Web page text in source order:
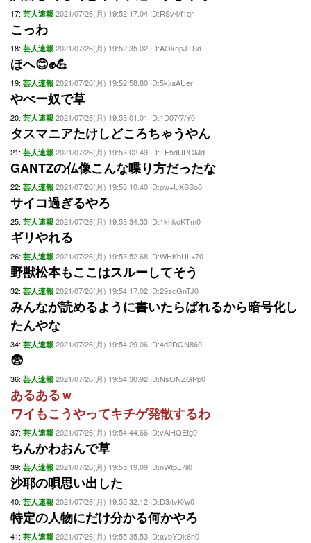
17: 芸人速報 2021/07/26(月) 19:52:17.04 ID:RSv4/f1qr
こっわ
18: 芸人速報 2021/07/26(月) 19:52:35.02 ID:AOk5pJTSd
ほへ😊✊💪
19: 芸人速報 2021/07/26(月) 19:52:58.80 ID:5kj/aAUer
やべー奴で草
20: 芸人速報 2021/07/26(月) 19:53:01.01 ID:1D07/7/Y0
タスマニアたけしどころちゃうやん
21: 芸人速報 2021/07/26(月) 19:53:02.49 ID:TF5dUPGMd
GANTZの仏像こんな喋り方だったな
22: 芸人速報 2021/07/26(月) 19:53:10.40 ID:pw+UXSSo0
サイコ過ぎるやろ
25: 芸人速報 2021/07/26(月) 19:53:34.33 ID:1khkcKTm0
ギリやれる
26: 芸人速報 2021/07/26(月) 19:53:52.68 ID:WHKbUL+70
野獣松本もここはスルーしてそう
32: 芸人速報 2021/07/26(月) 19:54:17.02 ID:29scGnTJ0
みんなが読めるように書いたらばれるから暗号化し
たんやな
34: 芸人速報 2021/07/26(月) 19:54:29.06 ID:4d2DQN860
😨
36: 芸人速報 2021/07/26(月) 19:54:30.92 ID:NsONZGPp0
あるあるｗ
ワイもこうやってキチゲ発散するわ
37: 芸人速報 2021/07/26(月) 19:54:44.66 ID:vAlHQEtg0
ちんかわおんで草
39: 芸人速報 2021/07/26(月) 19:55:19.09 ID:nWtpL7li0
沙耶の唄思い出した
40: 芸人速報 2021/07/26(月) 19:55:32.12 ID:D3/tvK/w0
特定の人物にだけ分かる何かやろ
41: 芸人速報 2021/07/26(月) 19:55:35.53 ID:avbYDk6h0